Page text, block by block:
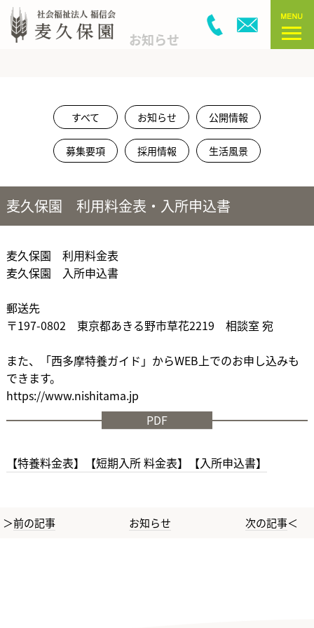
お知らせ
すべて お知らせ 公開情報
募集要項 採用情報 生活風景
麦久保園 利用料金表・入所申込書
麦久保園 利用料金表
麦久保園 入所申込書
郵送先
〒197-0802 東京都あきる野市草花2219 相談室 宛
また、「西多摩特養ガイド」からWEB上でのお申し込みも
できます。
https://www.nishitama.jp
PDF
【特養料金表】 【短期入所 料金表】 【入所申込書】
前の記事 お知らせ 次の記事